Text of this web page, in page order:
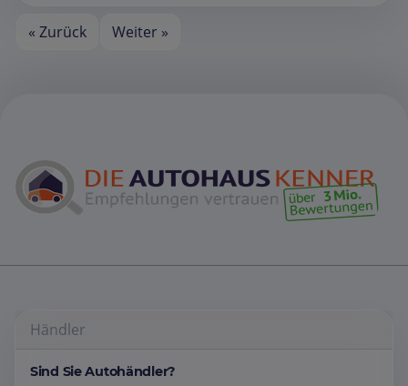
« Zurück Weiter »
Händler
Sind Sie Autohändler?